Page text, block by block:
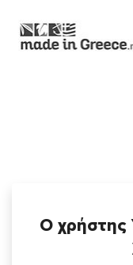
Ο χρήστης